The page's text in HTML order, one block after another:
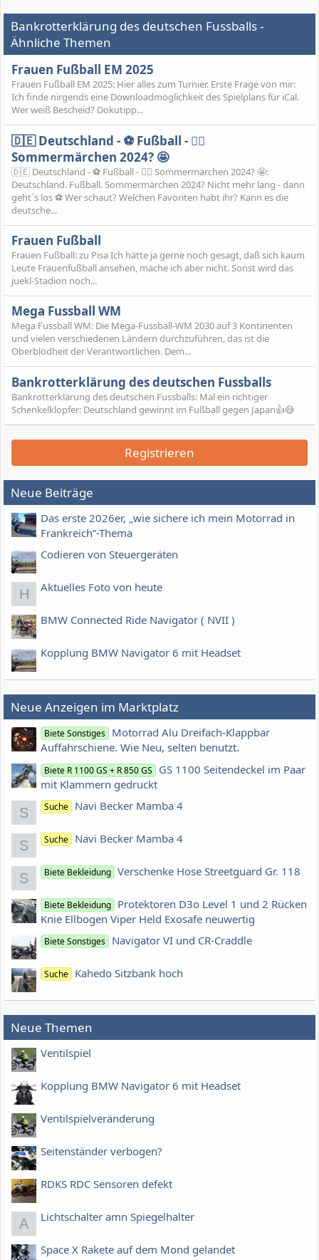
Bankrotterklärung des deutschen Fussballs -
Ähnliche Themen
Frauen Fußball EM 2025
Frauen Fußball EM 2025: Hier alles zum Turnier. Erste Frage von mir:
Ich finde nirgends eine Downloadmöglichkeit des Spielplans für iCal.
Wer weiß Bescheid? Dokutipp...
🇩🇪 Deutschland - ⚽️ Fußball - 🧚‍♀️
Sommermärchen 2024? 🤩
🇩🇪 Deutschland - ⚽️ Fußball - 🧚‍♀️ Sommermärchen 2024? 🤩:
Deutschland. Fußball. Sommermärchen 2024? Nicht mehr lang - dann
geht`s los ⚽ Wer schaut? Welchen Favoriten habt ihr? Kann es die
deutsche...
Frauen Fußball
Frauen Fußball: zu Pisa Ich hätte ja gerne noch gesagt, daß sich kaum
Leute Frauenfußball ansehen, mache ich aber nicht. Sonst wird das
juekl-Stadion noch...
Mega Fussball WM
Mega Fussball WM: Die Mega-Fussball-WM 2030 auf 3 Kontinenten
und vielen verschiedenen Ländern durchzuführen, das ist die
Oberblödheit der Verantwortlichen. Dem...
Bankrotterklärung des deutschen Fussballs
Bankrotterklärung des deutschen Fussballs: Mal ein richtiger
Schenkelklopfer: Deutschland gewinnt im Fußball gegen Japan👍😅
Registrieren
Neue Beiträge
Das erste 2026er, „wie sichere ich mein Motorrad in
Frankreich“-Thema
Codieren von Steuergeräten
H Aktuelles Foto von heute
BMW Connected Ride Navigator ( NVII )
Kopplung BMW Navigator 6 mit Headset
Neue Anzeigen im Marktplatz
Biete Sonstiges Motorrad Alu Dreifach-Klappbar
Auffahrschiene. Wie Neu, selten benutzt.
Biete R 1100 GS + R 850 GS
GS 1100 Seitendeckel im Paar
mit Klammern gedruckt
S Suche Navi Becker Mamba 4
S Suche Navi Becker Mamba 4
S Biete Bekleidung Verschenke Hose Streetguard Gr. 118
Biete Bekleidung Protektoren D3o Level 1 und 2 Rücken
Knie Ellbogen Viper Held Exosafe neuwertig
Biete Sonstiges Navigator VI und CR-Craddle
Suche Kahedo Sitzbank hoch
Neue Themen
Ventilspiel
Kopplung BMW Navigator 6 mit Headset
Ventilspielveränderung
Seitenständer verbogen?
RDKS RDC Sensoren defekt
A Lichtschalter amn Spiegelhalter
Space X Rakete auf dem Mond gelandet